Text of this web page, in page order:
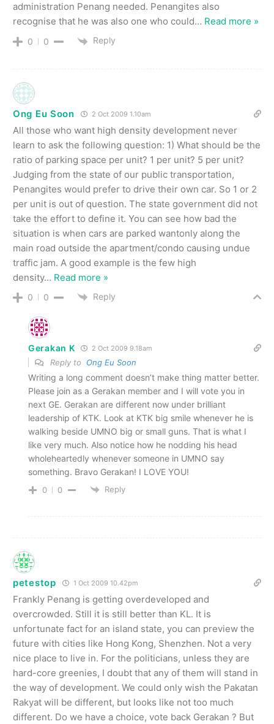
administration Penang needed. Penangites also
recognise that he was also one who could… Read more »
0 0 Reply
Ong Eu Soon 2 Oct 2009 1.10am
All those who want high density development never
learn to ask the following question: 1) What should be the
ratio of parking space per unit? 1 per unit? 5 per unit?
Judging from the state of our public transportation,
Penangites would prefer to drive their own car. So 1 or 2
per unit is out of question. The state government did not
take the effort to define it. You can see how bad the
situation is when cars are parked wantonly along the
main road outside the apartment/condo causing undue
traffic jam. A good example is the few high
density… Read more »
0 0 Reply
Gerakan K 2 Oct 2009 9.18am
Reply to Ong Eu Soon
Writing a long comment doesn’t make thing matter better.
Please join as a Gerakan member and I will vote you in
next GE. Gerakan are different now under brilliant
leadership of KTK. Look at KTK big smile whenever he is
walking beside UMNO big or small guns. That is what I
like very much. Also notice how he nodding his head
wholeheartedly whenever someone in UMNO say
something. Bravo Gerakan! I LOVE YOU!
0 0 Reply
petestop 1 Oct 2009 10.42pm
Frankly Penang is getting overdeveloped and
overcrowded. Still it is still better than KL. It is
unfortunate fact for an island state, you can preview the
future with cities like Hong Kong, Shenzhen. Not a very
nice place to live in. For the politicians, unless they are
hard-core greenies, I doubt that any of them will stand in
the way of development. We could only wish the Pakatan
Rakyat will be different, but looks like not too much
different. Do we have a choice, vote back Gerakan ? But